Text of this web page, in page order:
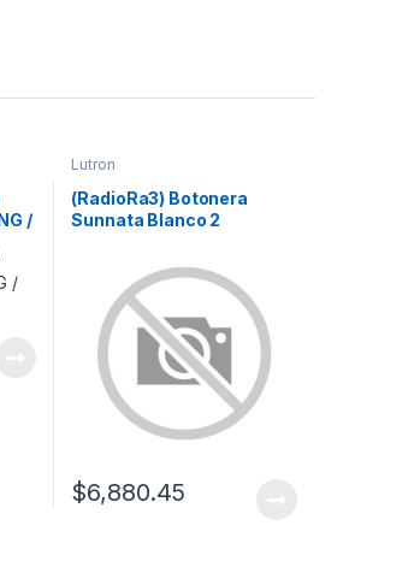
/
Lutron
(RadioRa3) Botonera
Sunnata Blanco 2
programe escenas
diferentes en cada botón.
$6,880.45